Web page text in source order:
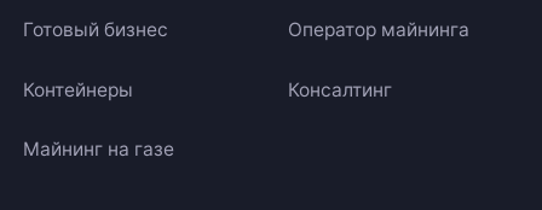
Готовый бизнес
Контейнеры
Майнинг на газе
Оператор майнинга
Консалтинг